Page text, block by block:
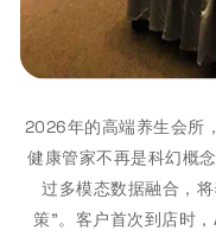
2026年的高端养生会所
健康管家不再是科幻概
过多模态数据融合，
策"。客户首次到店时